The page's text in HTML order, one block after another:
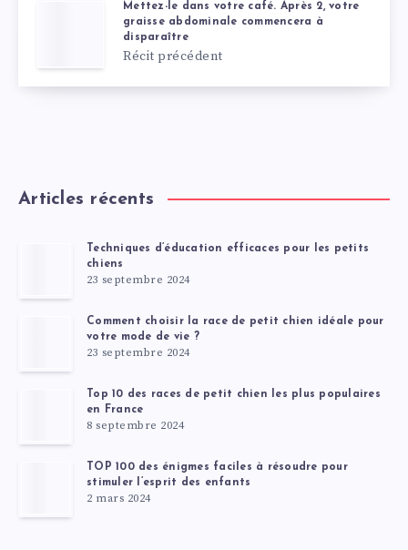
Mettez-le dans votre café. Après 2, votre
graisse abdominale commencera à
disparaître
Récit précédent
Articles récents
Techniques d’éducation efficaces pour les petits
chiens
23 septembre 2024
Comment choisir la race de petit chien idéale pour
votre mode de vie ?
23 septembre 2024
Top 10 des races de petit chien les plus populaires
en France
8 septembre 2024
TOP 100 des énigmes faciles à résoudre pour
stimuler l’esprit des enfants
2 mars 2024